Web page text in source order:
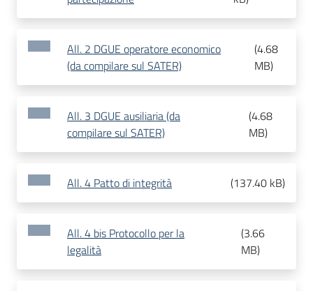
All. 2 DGUE operatore economico
(da compilare sul SATER)
(4.68
MB)
All. 3 DGUE ausiliaria (da
compilare sul SATER)
(4.68
MB)
All. 4 Patto di integrità (137.40 kB)
All. 4 bis Protocollo per la
legalità
(3.66
MB)